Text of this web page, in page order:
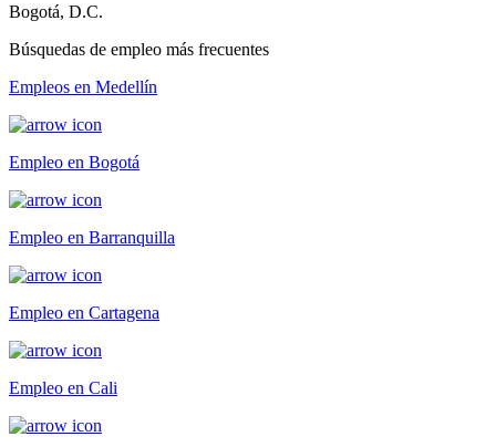
Bogotá, D.C.
Búsquedas de empleo más frecuentes
Empleos en Medellín
Empleo en Bogotá
Empleo en Barranquilla
Empleo en Cartagena
Empleo en Cali